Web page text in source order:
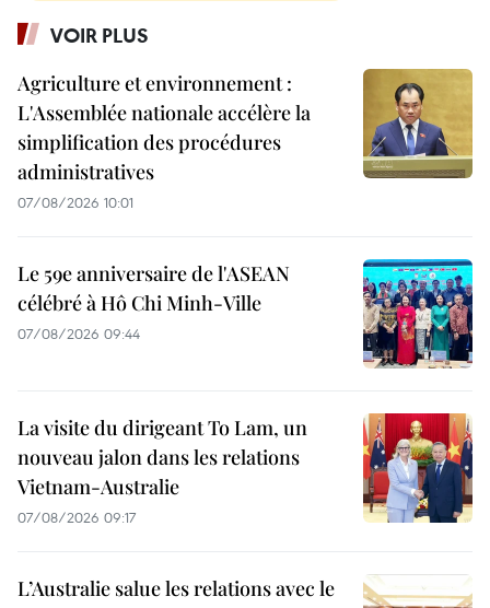
VOIR PLUS
Agriculture et environnement :
L'Assemblée nationale accélère la
simplification des procédures
administratives
07/08/2026 10:01
Le 59e anniversaire de l'ASEAN
célébré à Hô Chi Minh-Ville
07/08/2026 09:44
La visite du dirigeant To Lam, un
nouveau jalon dans les relations
Vietnam-Australie
07/08/2026 09:17
L’Australie salue les relations avec le